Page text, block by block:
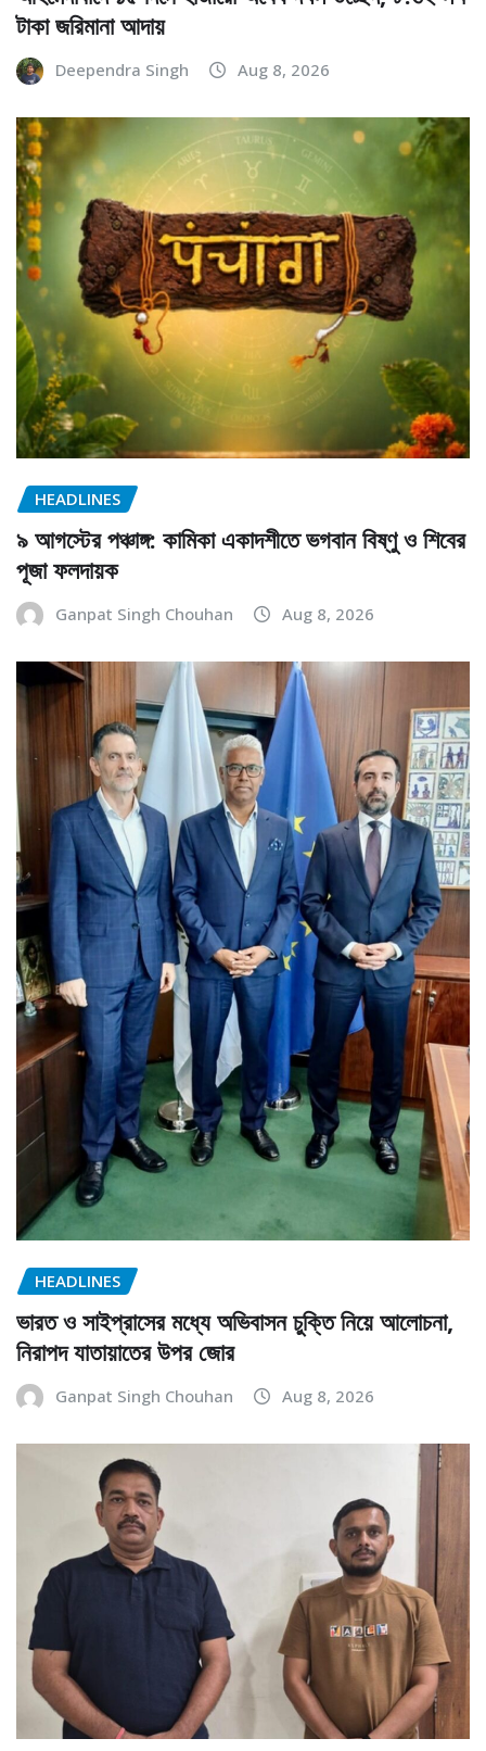
টাকা জরিমানা আদায়
Deependra Singh Aug 8, 2026
HEADLINES
৯ আগস্টের পঞ্চাঙ্গ: কামিকা একাদশীতে ভগবান বিষ্ণু ও শিবের
পূজা ফলদায়ক
Ganpat Singh Chouhan Aug 8, 2026
HEADLINES
ভারত ও সাইপ্রাসের মধ্যে অভিবাসন চুক্তি নিয়ে আলোচনা,
নিরাপদ যাতায়াতের উপর জোর
Ganpat Singh Chouhan Aug 8, 2026